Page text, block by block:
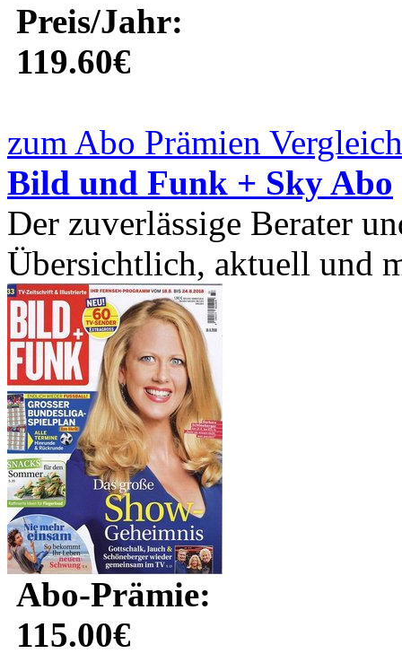
Preis/Jahr:
119.60€
zum Abo Prämien
Bild und Funk + Sky Abo
Der zuverlässige Berater
Übersichtlich, aktuell und
Abo-Prämie:
115.00€